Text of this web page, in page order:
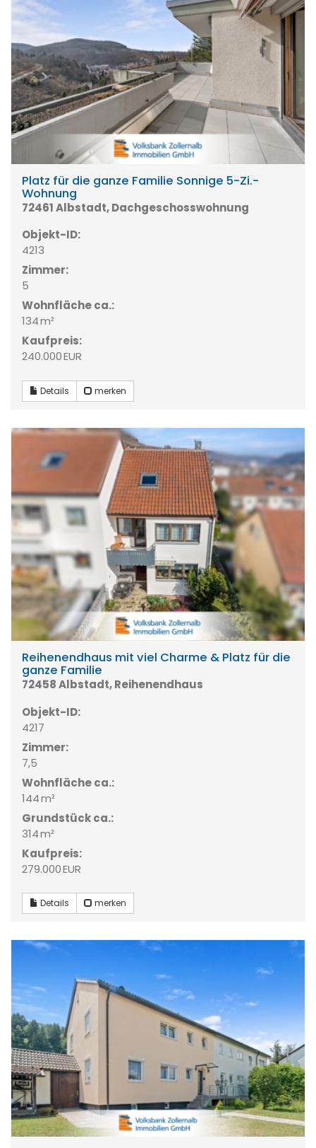
Platz für die ganze Familie Sonnige 5-Zi.-
Wohnung
72461 Albstadt, Dachgeschosswohnung
Objekt-ID:
4213
Zimmer:
5
Wohnfläche ca.:
134 m²
Kaufpreis:
240.000 EUR
Details merken
Reihenendhaus mit viel Charme & Platz für die
ganze Familie
72458 Albstadt, Reihenendhaus
Objekt-ID:
4217
Zimmer:
7,5
Wohnfläche ca.:
144 m²
Grund­stück ca.:
314 m²
Kaufpreis:
279.000 EUR
Details merken